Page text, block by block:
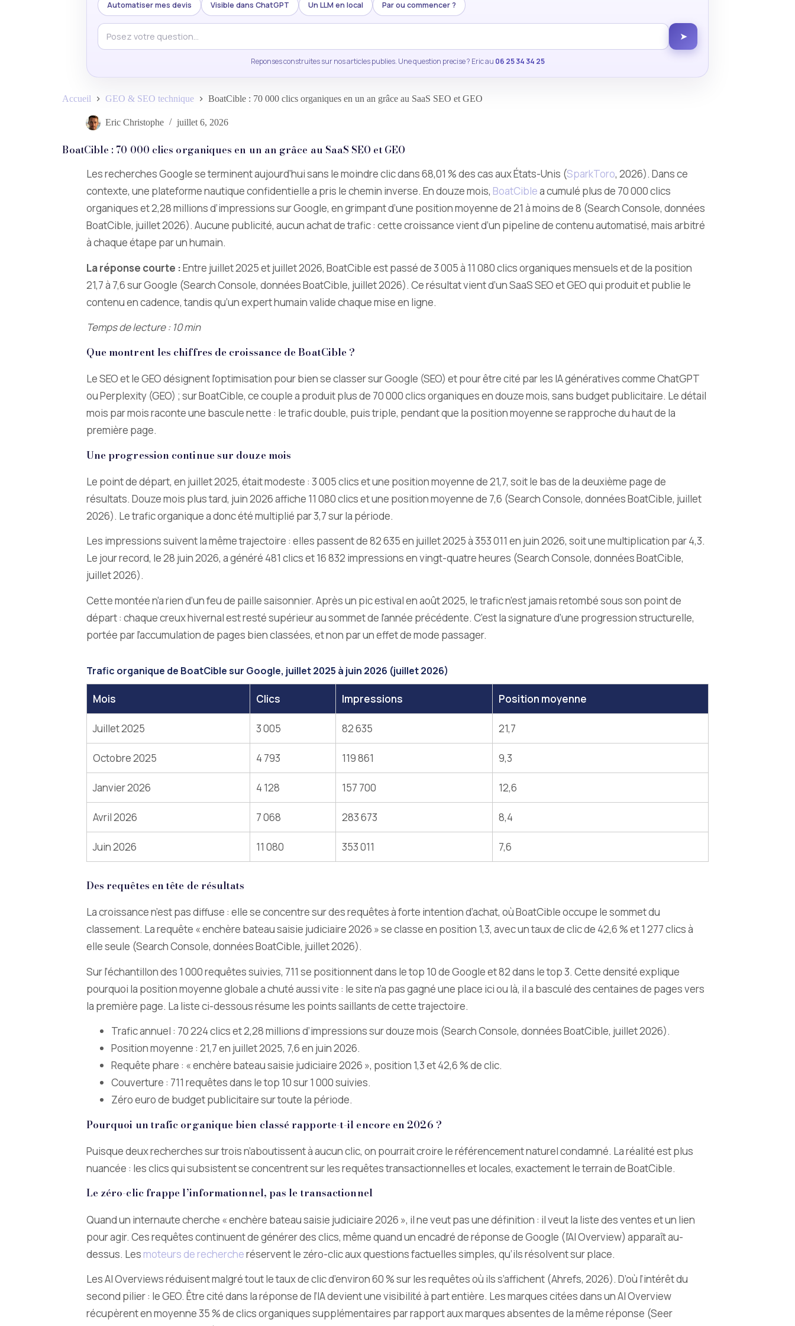
Automatiser mes devis Visible dans ChatGPT Un LLM en local Par ou commencer ?
➤
Reponses construites sur nos articles publies. Une question precise ? Eric au 06 25 34 34 25
Accueil GEO & SEO technique BoatCible : 70 000 clics organiques en un an grâce au SaaS SEO et GEO
Eric Christophe juillet 6, 2026
BoatCible : 70 000 clics organiques en un an grâce au SaaS SEO et GEO
Les recherches Google se terminent aujourd’hui sans le moindre clic dans 68,01 % des cas aux États-Unis (SparkToro, 2026). Dans ce
contexte, une plateforme nautique confidentielle a pris le chemin inverse. En douze mois, BoatCiblea cumulé plus de 70 000 clics
organiques et 2,28 millions d’impressions sur Google, en grimpant d’une position moyenne de 21 à moins de 8 (Search Console, données
BoatCible, juillet 2026). Aucune publicité, aucun achat de trafic : cette croissance vient d’un pipeline de contenu automatisé, mais arbitré
à chaque étape par un humain.
La réponse courte :Entre juillet 2025 et juillet 2026, BoatCible est passé de 3 005 à 11 080 clics organiques mensuels et de la position
21,7 à 7,6 sur Google (Search Console, données BoatCible, juillet 2026). Ce résultat vient d’un SaaS SEO et GEO qui produit et publie le
contenu en cadence, tandis qu’un expert humain valide chaque mise en ligne.
Temps de lecture : 10 min
Que montrent les chiffres de croissance de BoatCible ?
Le SEO et le GEO désignent l’optimisation pour bien se classer sur Google (SEO) et pour être cité par les IA génératives comme ChatGPT
ou Perplexity (GEO) ; sur BoatCible, ce couple a produit plus de 70 000 clics organiques en douze mois, sans budget publicitaire. Le détail
mois par mois raconte une bascule nette : le trafic double, puis triple, pendant que la position moyenne se rapproche du haut de la
première page.
Une progression continue sur douze mois
Le point de départ, en juillet 2025, était modeste : 3 005 clics et une position moyenne de 21,7, soit le bas de la deuxième page de
résultats. Douze mois plus tard, juin 2026 affiche 11 080 clics et une position moyenne de 7,6 (Search Console, données BoatCible, juillet
2026). Le trafic organique a donc été multiplié par 3,7 sur la période.
Les impressions suivent la même trajectoire : elles passent de 82 635 en juillet 2025 à 353 011 en juin 2026, soit une multiplication par 4,3.
Le jour record, le 28 juin 2026, a généré 481 clics et 16 832 impressions en vingt-quatre heures (Search Console, données BoatCible,
juillet 2026).
Cette montée n’a rien d’un feu de paille saisonnier. Après un pic estival en août 2025, le trafic n’est jamais retombé sous son point de
départ : chaque creux hivernal est resté supérieur au sommet de l’année précédente. C’est la signature d’une progression structurelle,
portée par l’accumulation de pages bien classées, et non par un effet de mode passager.
Trafic organique de BoatCible sur Google, juillet 2025 à juin 2026 (juillet 2026)
Mois Clics Impressions Position moyenne
Juillet 2025 3 005 82 635 21,7
Octobre 2025 4 793 119 861 9,3
Janvier 2026 4 128 157 700 12,6
Avril 2026 7 068 283 673 8,4
Juin 2026 11 080 353 011 7,6
Des requêtes en tête de résultats
La croissance n’est pas diffuse : elle se concentre sur des requêtes à forte intention d’achat, où BoatCible occupe le sommet du
classement. La requête « enchère bateau saisie judiciaire 2026 » se classe en position 1,3, avec un taux de clic de 42,6 % et 1 277 clics à
elle seule (Search Console, données BoatCible, juillet 2026).
Sur l’échantillon des 1 000 requêtes suivies, 711 se positionnent dans le top 10 de Google et 82 dans le top 3. Cette densité explique
pourquoi la position moyenne globale a chuté aussi vite : le site n’a pas gagné une place ici ou là, il a basculé des centaines de pages vers
la première page. La liste ci-dessous résume les points saillants de cette trajectoire.
Trafic annuel : 70 224 clics et 2,28 millions d’impressions sur douze mois (Search Console, données BoatCible, juillet 2026).
Position moyenne : 21,7 en juillet 2025, 7,6 en juin 2026.
Requête phare : « enchère bateau saisie judiciaire 2026 », position 1,3 et 42,6 % de clic.
Couverture : 711 requêtes dans le top 10 sur 1 000 suivies.
Zéro euro de budget publicitaire sur toute la période.
Pourquoi un trafic organique bien classé rapporte-t-il encore en 2026 ?
Puisque deux recherches sur trois n’aboutissent à aucun clic, on pourrait croire le référencement naturel condamné. La réalité est plus
nuancée : les clics qui subsistent se concentrent sur les requêtes transactionnelles et locales, exactement le terrain de BoatCible.
Le zéro-clic frappe l’informationnel, pas le transactionnel
Quand un internaute cherche « enchère bateau saisie judiciaire 2026 », il ne veut pas une définition : il veut la liste des ventes et un lien
pour agir. Ces requêtes continuent de générer des clics, même quand un encadré de réponse de Google (l’AI Overview) apparaît au-
dessus. Les moteurs de rechercheréservent le zéro-clic aux questions factuelles simples, qu’ils résolvent sur place.
Les AI Overviews réduisent malgré tout le taux de clic d’environ 60 % sur les requêtes où ils s’affichent (Ahrefs, 2026). D’où l’intérêt du
second pilier : le GEO. Être cité dans la réponse de l’IA devient une visibilité à part entière. Les marques citées dans un AI Overview
récupèrent en moyenne 35 % de clics organiques supplémentaires par rapport aux marques absentes de la même réponse (Seer